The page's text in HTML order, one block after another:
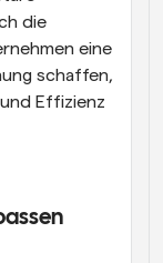
die
eine
schaffen,
Effizienz